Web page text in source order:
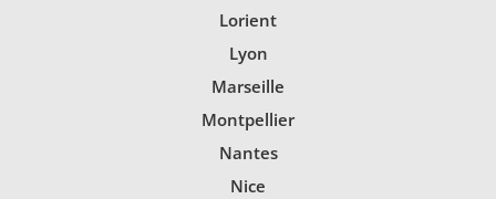
Lorient
Lyon
Marseille
Montpellier
Nantes
Nice